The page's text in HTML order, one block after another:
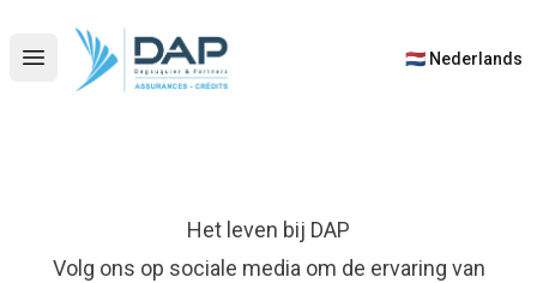
Open main menu
DAP
🇳🇱 Nederlands
Het leven bij DAP
Volg ons op sociale media om de ervaring van